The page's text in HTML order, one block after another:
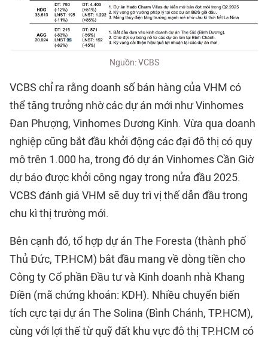
Nguồn: VCBS
VCBS chỉ ra rằng doanh số bán hàng của VHM có
thể tăng trưởng nhờ các dự án mới như Vinhomes
Đan Phượng, Vinhomes Dương Kinh. Vừa qua doanh
nghiệp cũng bắt đầu khởi động các đại đô thị có quy
mô trên 1.000 ha, trong đó dự án Vinhomes Cần Giờ
dự báo được khởi công ngay trong nửa đầu 2025.
VCBS đánh giá VHM sẽ duy trì vị thế dẫn đầu trong
chu kì thị trường mới.
Bên cạnh đó, tổ hợp dự án The Foresta (thành phố
Thủ Đức, TP.HCM) bắt đầu mang về dòng tiền cho
Công ty Cổ phần Đầu tư và Kinh doanh nhà Khang
Điền (mã chứng khoán: KDH). Nhiều chuyển biến
tích cực tại dự án The Solina (Bình Chánh, TP.HCM),
cùng với lợi thế từ quỹ đất khu vực đô thị TP.HCM có